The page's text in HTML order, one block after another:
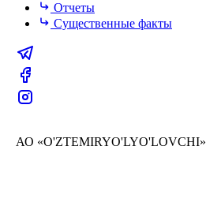
Отчеты
Существенные факты
АО «O'ZTEMIRYO'LYO'LOVCHI»